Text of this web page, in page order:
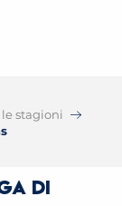
stagioni
di